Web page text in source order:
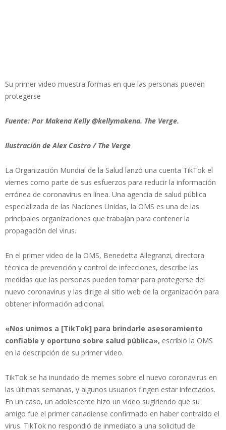
Su primer video muestra formas en que las personas pueden
protegerse
Fuente: Por Makena Kelly @kellymakena. The Verge.
Ilustración de Alex Castro / The Verge
La Organización Mundial de la Salud lanzó una cuenta TikTok el
viernes como parte de sus esfuerzos para reducir la información
errónea de coronavirus en línea. Una agencia de salud pública
especializada de las Naciones Unidas, la OMS es una de las
principales organizaciones que trabajan para contener la
propagación del virus.
En el primer video de la OMS, Benedetta Allegranzi, directora
técnica de prevención y control de infecciones, describe las
medidas que las personas pueden tomar para protegerse del
nuevo coronavirus y las dirige al sitio web de la organización para
obtener información adicional.
«Nos unimos a [TikTok] para brindarle asesoramiento
confiable y oportuno sobre salud pública», escribió la OMS
en la descripción de su primer video.
TikTok se ha inundado de memes sobre el nuevo coronavirus en
las últimas semanas, y algunos usuarios fingen estar infectados.
En un caso, un adolescente hizo un video sugiriendo que su
amigo fue el primer canadiense confirmado en haber contraído el
virus. TikTok no respondió de inmediato a una solicitud de